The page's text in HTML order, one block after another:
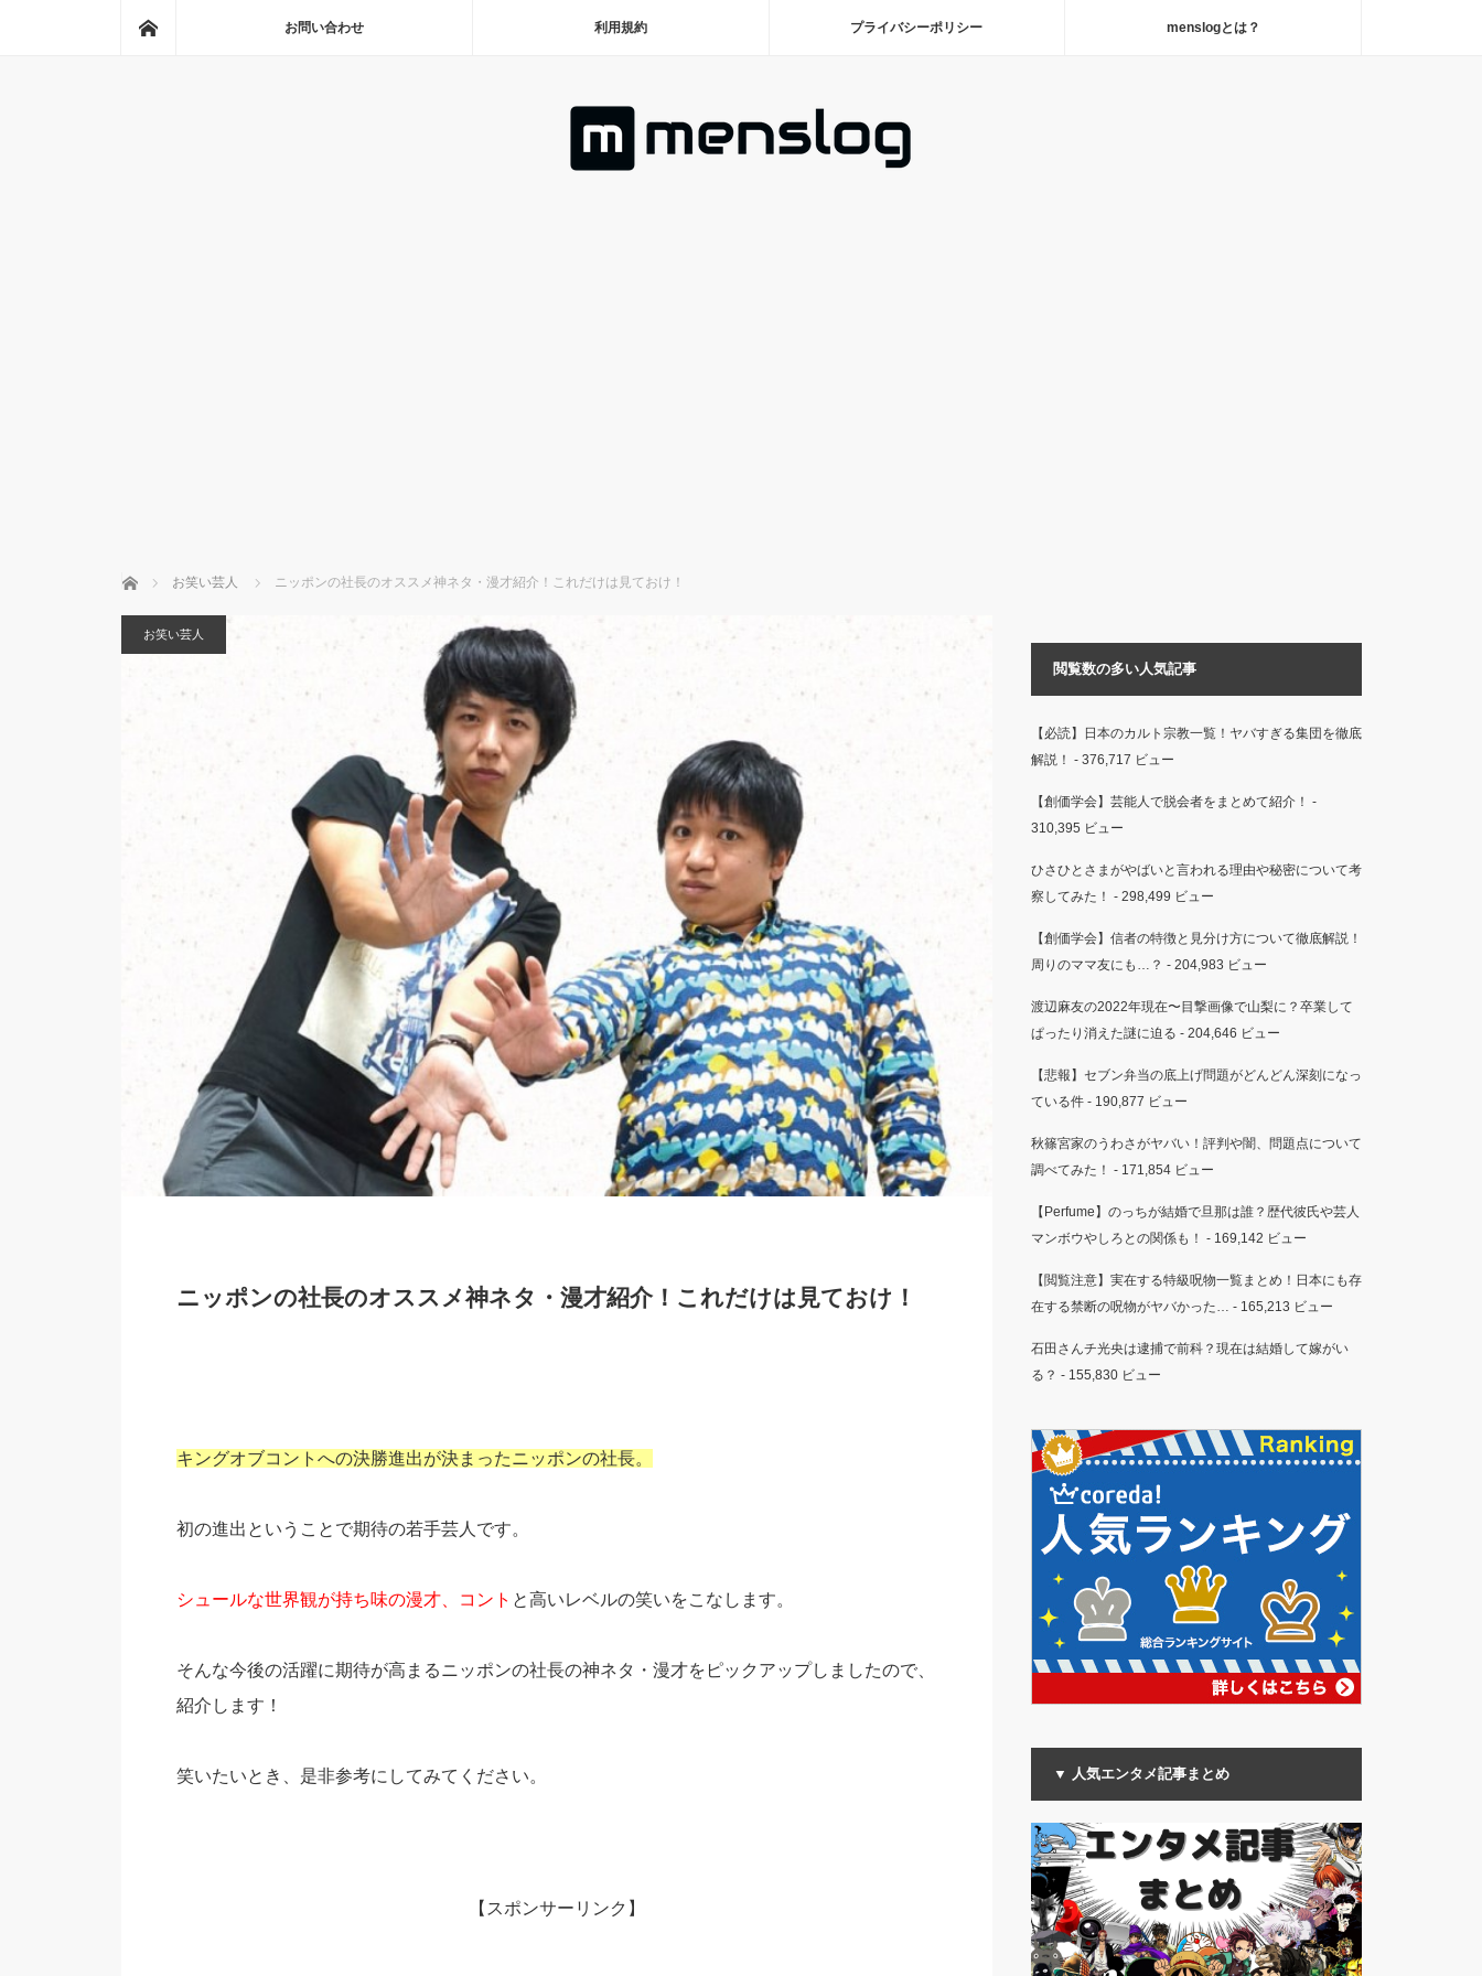
お問い合わせ 利用規約 プライバシーポリシー menslogとは？
ホーム お笑い芸人 ニッポンの社長のオススメ神ネタ・漫才紹介！これだけは見ておけ！
お笑い芸人
ニッポンの社長のオススメ神ネタ・漫才紹介！これだけは見ておけ！
キングオブコントへの決勝進出が決まったニッポンの社長。
初の進出ということで期待の若手芸人です。
シュールな世界観が持ち味の漫才、コント と高いレベルの笑いをこなします。
そんな今後の活躍に期待が高まるニッポンの社長の神ネタ・漫才をピックアップしましたので、
紹介します！
笑いたいとき、是非参考にしてみてください。
【スポンサーリンク】
閲覧数の多い人気記事
【必読】日本のカルト宗教一覧！ヤバすぎる集団を徹底
解説！ - 376,717 ビュー
【創価学会】芸能人で脱会者をまとめて紹介！ -
310,395 ビュー
ひさひとさまがやばいと言われる理由や秘密について考
察してみた！ - 298,499 ビュー
【創価学会】信者の特徴と見分け方について徹底解説！
周りのママ友にも…？ - 204,983 ビュー
渡辺麻友の2022年現在〜目撃画像で山梨に？卒業して
ぱったり消えた謎に迫る - 204,646 ビュー
【悲報】セブン弁当の底上げ問題がどんどん深刻になっ
ている件- 190,877 ビュー
秋篠宮家のうわさがヤバい！評判や闇、問題点について
調べてみた！ - 171,854 ビュー
【Perfume】のっちが結婚で旦那は誰？歴代彼氏や芸人
マンボウやしろとの関係も！ - 169,142 ビュー
【閲覧注意】実在する特級呪物一覧まとめ！日本にも存
在する禁断の呪物がヤバかった… - 165,213 ビュー
石田さんチ光央は逮捕で前科？現在は結婚して嫁がい
る？ - 155,830 ビュー
▼ 人気エンタメ記事まとめ